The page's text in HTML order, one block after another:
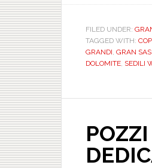
FILED UNDER:GRAN
TAGGED WITH:
GRANDI,GRAN
DOLOMITE,SEDILI